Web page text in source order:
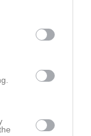
Kalenderöversikt